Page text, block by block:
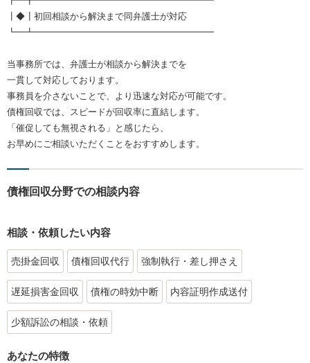
┃◆┃初回相談から解決まで同弁護士が対応
┗━┻━━━━━━━━━━━━━━━━━━━━
当事務所では、弁護士が相談から解決までを
一貫して対応しております。
事務員を介さないことで、より迅速な対応が可能です。
債権回収では、スピードが回収率に直結します。
「催促しても無視される」と感じたら、
お早めにご相談いただくことをおすすめします。
債権回収分野での相談内容
相談・依頼したい内容
売掛金回収 債権回収代行 強制執行・差し押さえ
遅延損害金回収 債権の時効中断 内容証明作成送付
少額訴訟の相談・依頼
あなたの特徴